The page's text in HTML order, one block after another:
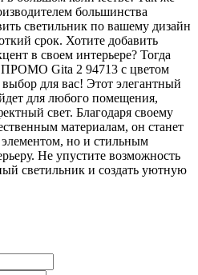
большинства
светильник по вашему дизайн
срок. Хотите добавить
в своем интерьере? Тогда
ПРОМО Gita 2 94713 с цветом
для вас! Этот элегантный
для любого помещения,
свет. Благодаря своему
материалам, он станет
но и стильным
Не упустите возможность
светильник и создать уютную